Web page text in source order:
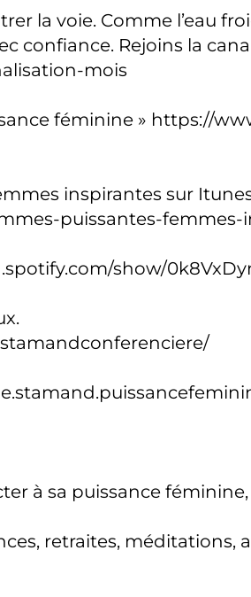
la voie. Comme l’eau
confiance. Rejoins la
mois
féminine » https://
inspirantes sur
puissantes-femmes-
show/
à sa puissance
retraites, méditations,